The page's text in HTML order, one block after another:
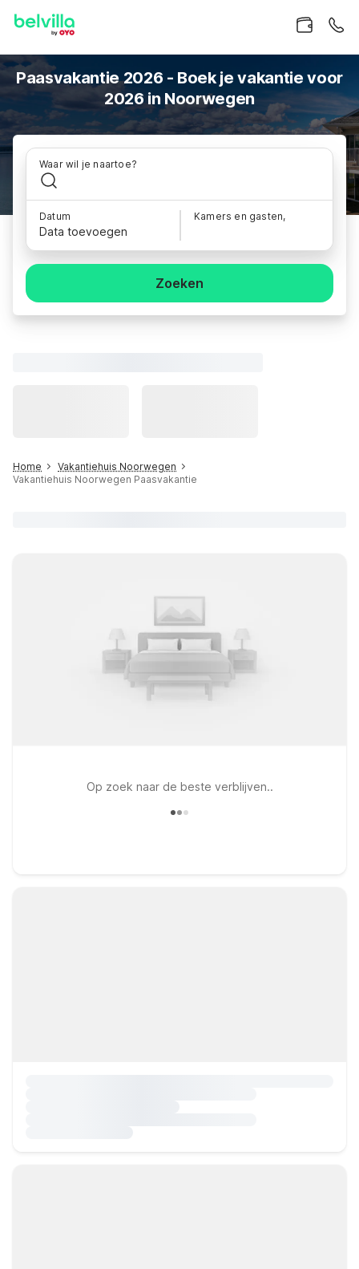
Paasvakantie 2026 - Boek je vakantie voor
2026 in Noorwegen
Waar wil je naartoe?
Datum
Data toevoegen
Kamers en gasten,
Zoeken
Home
Vakantiehuis Noorwegen
Vakantiehuis Noorwegen Paasvakantie
Op zoek naar de beste verblijven..